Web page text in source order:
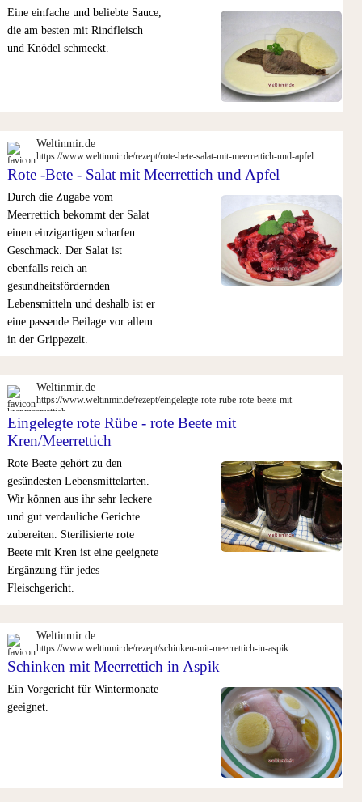
Eine einfache und beliebte Sauce,
die am besten mit Rindfleisch
und Knödel schmeckt.
Weltinmir.de
https://www.weltinmir.de/rezept/rote-bete-salat-mit-meerrettich-und-apfel
Rote -Bete - Salat mit Meerrettich und Apfel
Durch die Zugabe vom
Meerrettich bekommt der Salat
einen einzigartigen scharfen
Geschmack. Der Salat ist
ebenfalls reich an
gesundheitsfördernden
Lebensmitteln und deshalb ist er
eine passende Beilage vor allem
in der Grippezeit.
Weltinmir.de
https://www.weltinmir.de/rezept/eingelegte-rote-rube-rote-beete-mit-
krenmeerrettich
Eingelegte rote Rübe - rote Beete mit
Kren/Meerrettich
Rote Beete gehört zu den
gesündesten Lebensmittelarten.
Wir können aus ihr sehr leckere
und gut verdauliche Gerichte
zubereiten. Sterilisierte rote
Beete mit Kren ist eine geeignete
Ergänzung für jedes
Fleischgericht.
Weltinmir.de
https://www.weltinmir.de/rezept/schinken-mit-meerrettich-in-aspik
Schinken mit Meerrettich in Aspik
Ein Vorgericht für Wintermonate
geeignet.